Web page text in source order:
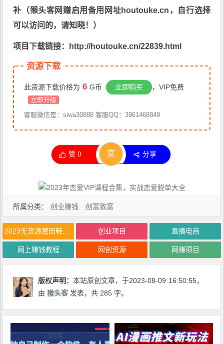
补（猴头客网赚启用备用网址houtouke.cn，自行选择
可以访问的，请知晓！）
项目下载链接：http://houtouke.cn/22839.html
资源下载
此资源下载价格为 6 G币 立即购买 ，VIP免费
立即升级
客服微信是：siwa30888 客服QQ：3961468849
赞0 赏 分享
所属分类： 创业赚钱 创富致富
创业项目 直播电商
网上赚钱教程 网创资源 网赚项目
版权声明：本站原创文章，于2023-08-09 16:50:55，
由猴头客 发表，共 285 字。